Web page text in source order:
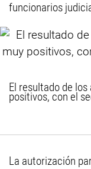
funcionarios
El resultado de
positivos, con el
La autorización